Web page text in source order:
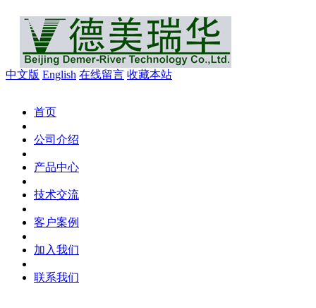
中文版 English 在线留言 收藏本站
首页
公司介绍
产品中心
技术交流
客户案例
加入我们
联系我们